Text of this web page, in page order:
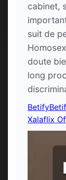
cabinet,
suit de
doute
long
Betify
Xalaflix